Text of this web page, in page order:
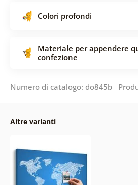
Colori profondi
Materiale per appendere
confezione
Numero di catalogo: do845b
Altre varianti